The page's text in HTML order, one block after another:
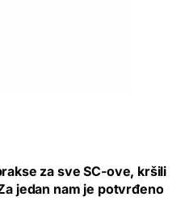
za sve SC-ove, kršili
jedan nam je potvrđeno